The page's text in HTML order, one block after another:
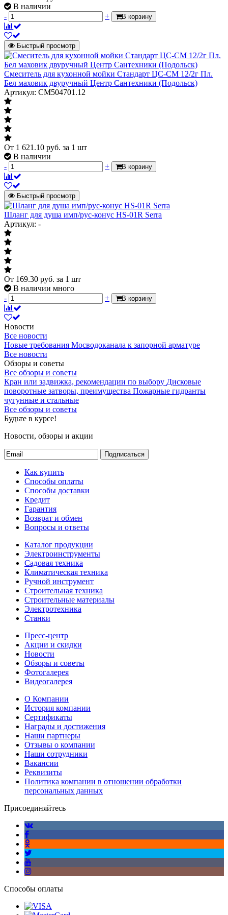
В наличии
-
+ В корзину
Быстрый просмотр
Смеситель для кухонной мойки Стандарт ЦС-СМ 12/2г Пл.
Бел маховик двуручный Центр Сантехники (Подольск)
Артикул: СМ504701.12
От 1 621.10 руб. за 1 шт
В наличии
-
+ В корзину
Быстрый просмотр
Шланг для душа имп/рус-конус HS-01R Serra
Артикул: -
От 169.30 руб. за 1 шт
В наличии много
-
+ В корзину
Новости
Все новости
Новые требования Мосводоканала к запорной арматуре
Все новости
Обзоры и советы
Все обзоры и советы
Кран или задвижка, рекомендации по выбору Дисковые
поворотные затворы, преимущества Пожарные гидранты
чугунные и стальные
Все обзоры и советы
Будьте в курсе!
Новости, обзоры и акции
Подписаться
Как купить
Способы оплаты
Способы доставки
Кредит
Гарантия
Возврат и обмен
Вопросы и ответы
Каталог продукции
Электроинструменты
Садовая техника
Климатическая техника
Ручной инструмент
Строительная техника
Строительные материалы
Электротехника
Станки
Пресс-центр
Акции и скидки
Новости
Обзоры и советы
Фотогалерея
Видеогалерея
О Компании
История компании
Сертификаты
Награды и достижения
Наши партнеры
Отзывы о компании
Наши сотрудники
Вакансии
Реквизиты
Политика компании в отношении обработки
персональных данных
Присоединяйтесь
Способы оплаты